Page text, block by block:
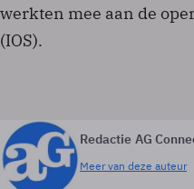
werkten mee aan de
(IOS).
Redactie AG
Meer van deze auteur